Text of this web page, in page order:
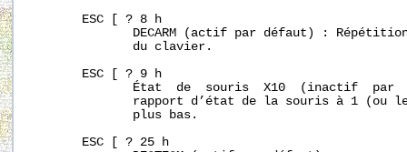
       ESC [ ? 8 h
DECARM (actif par défaut) :
              du clavier.
       ESC [ ? 9 h
État  de  souris  X10  (inactif  par
rapport d’état de la souris à 1 (ou
              plus bas.
       ESC [ ? 25 h